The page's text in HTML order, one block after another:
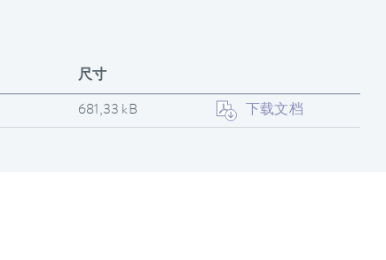
尺寸
681,33 kB 下载文档